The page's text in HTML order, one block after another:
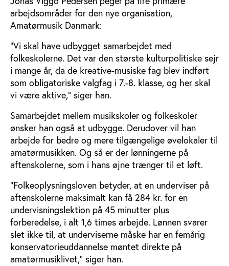
arbejdsområder for den nye organisation,
Amatørmusik Danmark:
”Vi skal have udbygget samarbejdet med
folkeskolerne. Det var den største kulturpolitiske sejr
i mange år, da de kreative-musiske fag blev indført
som obligatoriske valgfag i 7.-8. klasse, og her skal
vi være aktive,” siger han.
Samarbejdet mellem musikskoler og folkeskoler
ønsker han også at udbygge. Derudover vil han
arbejde for bedre og mere tilgængelige øvelokaler til
amatørmusikken. Og så er der lønningerne på
aftenskolerne, som i hans øjne trænger til et løft.
”Folkeoplysningsloven betyder, at en underviser på
aftenskolerne maksimalt kan få 284 kr. for en
undervisningslektion på 45 minutter plus
forberedelse, i alt 1,6 times arbejde. Lønnen svarer
slet ikke til, at underviserne måske har en femårig
konservatorieuddannelse møntet direkte på
amatørmusiklivet,” siger han.